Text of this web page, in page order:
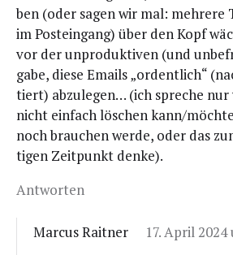
ben (oder sagen wir mal: meh­re­re
im Post­ein­gang) über den Kopf
vor der unpro­duk­ti­ven (und
ga­be, die­se Emails „ordent­lich“
tiert) abzu­le­gen… (ich spre­che nur
nicht ein­fach löschen kann/
noch brau­chen wer­de, oder das
ti­gen Zeit­punkt denke).
Antworten
Marcus Raitner
17. April